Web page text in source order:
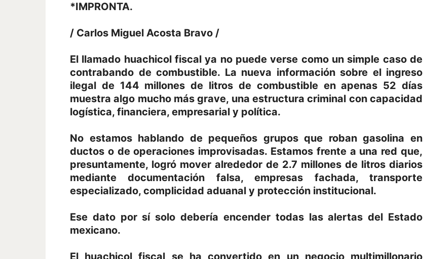
*IMPRONTA.
/ Carlos Miguel Acosta Bravo /
El llamado huachicol fiscal ya no puede verse como un simple caso de
contrabando de combustible. La nueva información sobre el ingreso
ilegal de 144 millones de litros de combustible en apenas 52 días
muestra algo mucho más grave, una estructura criminal con capacidad
logística, financiera, empresarial y política.
No estamos hablando de pequeños grupos que roban gasolina en
ductos o de operaciones improvisadas. Estamos frente a una red que,
presuntamente, logró mover alrededor de 2.7 millones de litros diarios
mediante documentación falsa, empresas fachada, transporte
especializado, complicidad aduanal y protección institucional.
Ese dato por sí solo debería encender todas las alertas del Estado
mexicano.
El huachicol fiscal se ha convertido en un negocio multimillonario